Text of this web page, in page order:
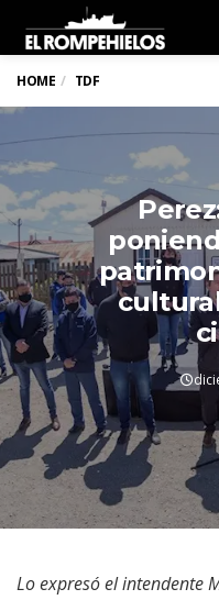
HOME TDF
Lo expresó el intendente